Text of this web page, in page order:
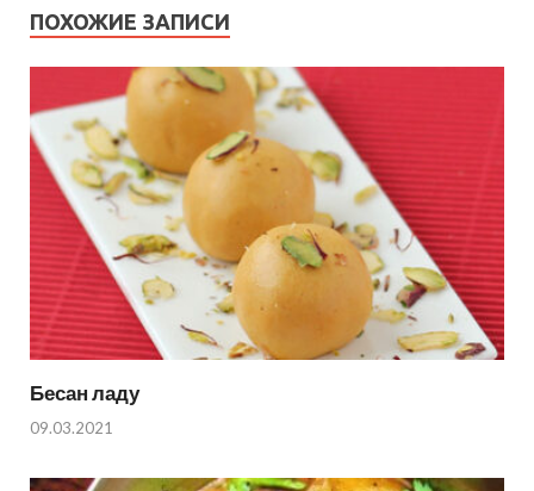
ПОХОЖИЕ ЗАПИСИ
Бесан ладу
09.03.2021